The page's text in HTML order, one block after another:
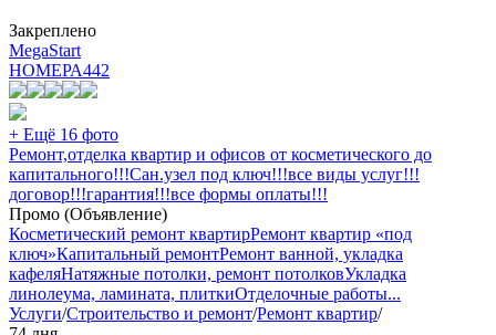
Закреплено
MegaStart
НОМЕРА442
+ Ещё 16 фото
Ремонт,отделка квартир и офисов от косметического до
капитального!!!Сан.узел под ключ!!!все виды услуг!!!
договор!!!гарантия!!!все формы оплаты!!!
Промо (Объявление)
Косметический ремонт квартирРемонт квартир «под
ключ»Капитальный ремонтРемонт ванной, укладка
кафеляНатяжные потолки, ремонт потолковУкладка
линолеума, ламината, плиткиОтделочные работы...
Услуги/Строительство и ремонт/Ремонт квартир/